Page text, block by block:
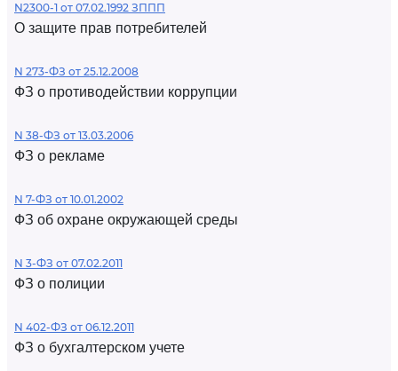
N2300-1 от 07.02.1992 ЗППП
О защите прав потребителей
N 273-ФЗ от 25.12.2008
ФЗ о противодействии коррупции
N 38-ФЗ от 13.03.2006
ФЗ о рекламе
N 7-ФЗ от 10.01.2002
ФЗ об охране окружающей среды
N 3-ФЗ от 07.02.2011
ФЗ о полиции
N 402-ФЗ от 06.12.2011
ФЗ о бухгалтерском учете